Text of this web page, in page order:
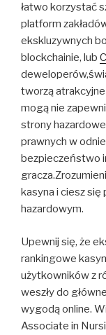
łatwo korzystać
platform
ekskluzywnych
blockchainie, lub
tworzą
mogą nie
strony
prawnych w
bezpieczeństwo
kasyna i ciesz się
hazardowym.
Upewnij się, że
rankingowe
użytkowników z
weszły do
wygodą online.
Associate in